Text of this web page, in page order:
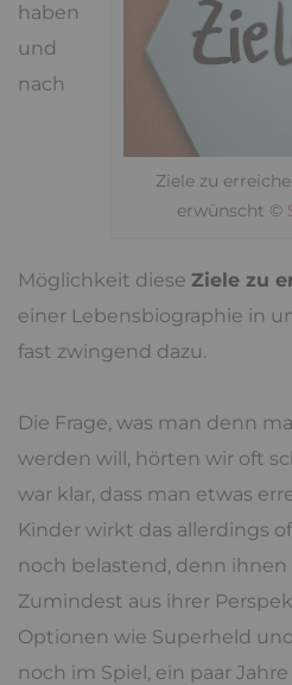
Ziele zu
erwünscht ©
haben
und
nach
Möglichkeit diese Ziele zu
einer Lebensbiographie in
fast zwingend dazu.
Die Frage, was man denn
werden will, hörten wir oft
war klar, dass man etwas
Kinder wirkt das allerdings
noch belastend, denn
Zumindest aus ihrer
Optionen wie Superheld
noch im Spiel, ein paar